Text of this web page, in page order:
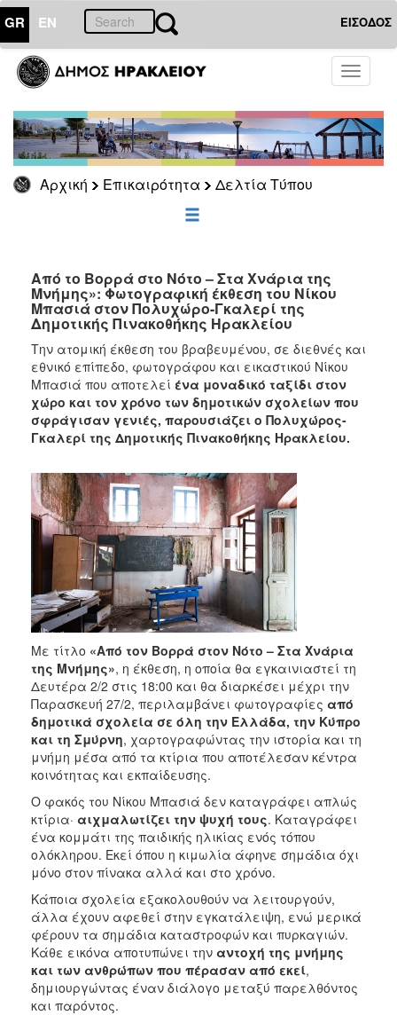
GR EN ΕΙΣΟΔΟΣ
Toggle
Αρχική Επικαιρότητα Δελτία Τύπου
ΕΠΙΚΑΙΡΟΤΗΤΑ
Τύπου
Αρχείο
ΕΠΙΣΚΕΠΤΗΣ
ΗΡΑΚΛΕΙΟ
Από το Βορρά στο Νότο – Στα Χνάρια της
Μνήμης»: Φωτογραφική έκθεση του Νίκου
Μπασιά στον Πολυχώρο-Γκαλερί της
Δημοτικής Πινακοθήκης Ηρακλείου
Την ατομική έκθεση του βραβευμένου, σε διεθνές και
εθνικό επίπεδο, φωτογράφου και εικαστικού Νίκου
Μπασιά που αποτελεί ένα μοναδικό ταξίδι στον
χώρο και τον χρόνο των δημοτικών σχολείων που
σφράγισαν γενιές, παρουσιάζει ο Πολυχώρος-
Γκαλερί της Δημοτικής Πινακοθήκης Ηρακλείου.
Με τίτλο «Από τον Βορρά στον Νότο – Στα Χνάρια
της Μνήμης», η έκθεση, η οποία θα εγκαινιαστεί τη
Δευτέρα 2/2 στις 18:00 και θα διαρκέσει μέχρι την
Παρασκευή 27/2, περιλαμβάνει φωτογραφίες από
δημοτικά σχολεία σε όλη την Ελλάδα, την Κύπρο
και τη Σμύρνη, χαρτογραφώντας την ιστορία και τη
μνήμη μέσα από τα κτίρια που αποτέλεσαν κέντρα
κοινότητας και εκπαίδευσης.
Ο φακός του Νίκου Μπασιά δεν καταγράφει απλώς
κτίρια· αιχμαλωτίζει την ψυχή τους. Καταγράφει
ένα κομμάτι της παιδικής ηλικίας ενός τόπου
ολόκληρου. Εκεί όπου η κιμωλία άφηνε σημάδια όχι
μόνο στον πίνακα αλλά και στο χρόνο.
Κάποια σχολεία εξακολουθούν να λειτουργούν,
άλλα έχουν αφεθεί στην εγκατάλειψη, ενώ μερικά
φέρουν τα σημάδια καταστροφών και πυρκαγιών.
Κάθε εικόνα αποτυπώνει την αντοχή της μνήμης
και των ανθρώπων που πέρασαν από εκεί,
δημιουργώντας έναν διάλογο μεταξύ παρελθόντος
και παρόντος.